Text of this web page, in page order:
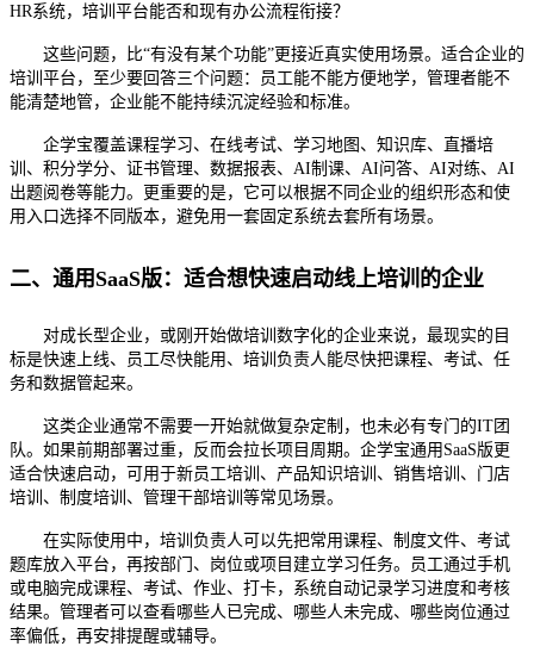
HR系统，培训平台能否和现有办公流程衔接？
这些问题，比“有没有某个功能”更接近真实使用场景。适合企业的
培训平台，至少要回答三个问题：员工能不能方便地学，管理者能不
能清楚地管，企业能不能持续沉淀经验和标准。
企学宝覆盖课程学习、在线考试、学习地图、知识库、直播培
训、积分学分、证书管理、数据报表、 AI制课、AI问答、AI对练、AI
出题阅卷等能力。更重要的是，它可以根据不同企业的组织形态和使
用入口选择不同版本，避免用一套固定系统去套所有场景。
二、通用 SaaS版：适合想快速启动线上培训的企业
对成长型企业，或刚开始做培训数字化的企业来说，最现实的目
标是快速上线、员工尽快能用、培训负责人能尽快把课程、考试、任
务和数据管起来。
这类企业通常不需要一开始就做复杂定制，也未必有专门的IT团
队。如果前期部署过重，反而会拉长项目周期。企学宝通用SaaS版更
适合快速启动，可用于新员工培训、产品知识培训、销售培训、门店
培训、制度培训、管理干部培训等常见场景。
在实际使用中，培训负责人可以先把常用课程、制度文件、考试
题库放入平台，再按部门、岗位或项目建立学习任务。员工通过手机
或电脑完成课程、考试、作业、打卡，系统自动记录学习进度和考核
结果。管理者可以查看哪些人已完成、哪些人未完成、哪些岗位通过
率偏低，再安排提醒或辅导。